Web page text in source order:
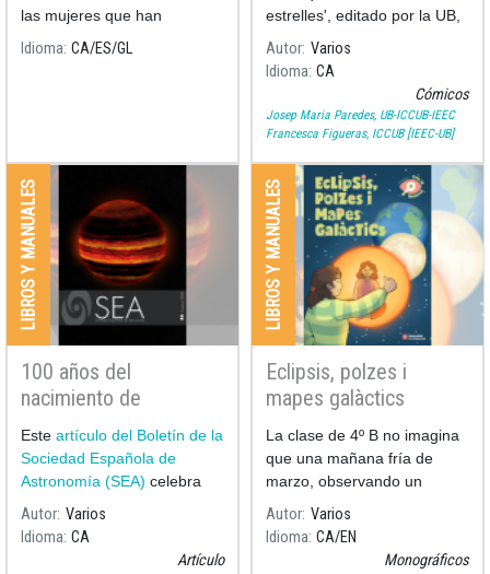
las mujeres que han
dedicado sus noches y sus
Idioma CA ES GL
estrelles', editado por la UB,
escrito por Ramon Dilla (UB)
e ilustrado por Pilarín Bayés,
recoge los momentos más
significativos de la vida y l
Autor Varios
Idioma CA
Cómicos
Josep Maria Paredes, UB-ICCUB-IEEC
Francesca Figueras, ICCUB [IEEC-UB]
LIBROS Y MANUALES
100 años del
nacimiento de
Assumpció Català y
Poch en el Boletín 53
de la Sociedad
Española de
Astronomía
Este artículo del Boletín de la
Sociedad Española de
Astronomía (SEA) celebra
los 100 años del nacimiento
Autor Varios
Idioma CA
Artículo
LIBROS Y MANUALES
Eclipsis, polzes i
mapes galàctics
La clase de 4º B no imagina
que una mañana fría de
marzo, observando un
eclipse de Luna, será sólo el
comienzo de un viaje
Autor Varios
Idioma CA EN
Monográficos